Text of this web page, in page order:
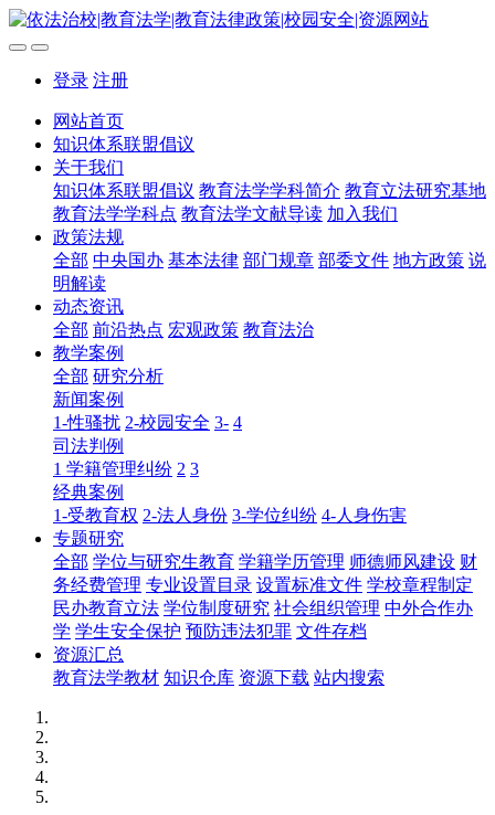
登录 注册
网站首页
知识体系联盟倡议
关于我们
知识体系联盟倡议 教育法学学科简介 教育立法研究基地
教育法学学科点 教育法学文献导读 加入我们
政策法规
全部 中央国办 基本法律 部门规章 部委文件 地方政策 说
明解读
动态资讯
全部 前沿热点 宏观政策 教育法治
教学案例
全部 研究分析
新闻案例
1-性骚扰 2-校园安全 3- 4
司法判例
1 学籍管理纠纷 2 3
经典案例
1-受教育权 2-法人身份 3-学位纠纷 4-人身伤害
专题研究
全部 学位与研究生教育 学籍学历管理 师德师风建设 财
务经费管理 专业设置目录 设置标准文件 学校章程制定
民办教育立法 学位制度研究 社会组织管理 中外合作办
学 学生安全保护 预防违法犯罪 文件存档
资源汇总
教育法学教材 知识仓库 资源下载 站内搜索